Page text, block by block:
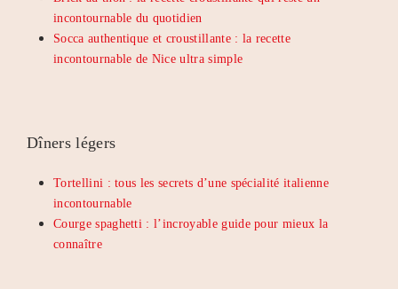
incontournable du quotidien
Socca authentique et croustillante : la recette
incontournable de Nice ultra simple
Dîners légers
Tortellini : tous les secrets d’une spécialité italienne
incontournable
Courge spaghetti : l’incroyable guide pour mieux la
connaître